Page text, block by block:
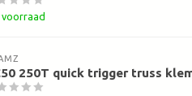
250T quick trigger truss